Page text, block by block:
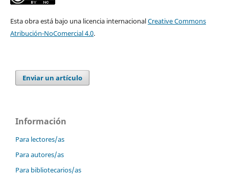
Esta obra está bajo una licencia internacionalCreative Commons
Atribución-NoComercial 4.0.
Enviar un artículo
Información
Para lectores/as
Para autores/as
Para bibliotecarios/as